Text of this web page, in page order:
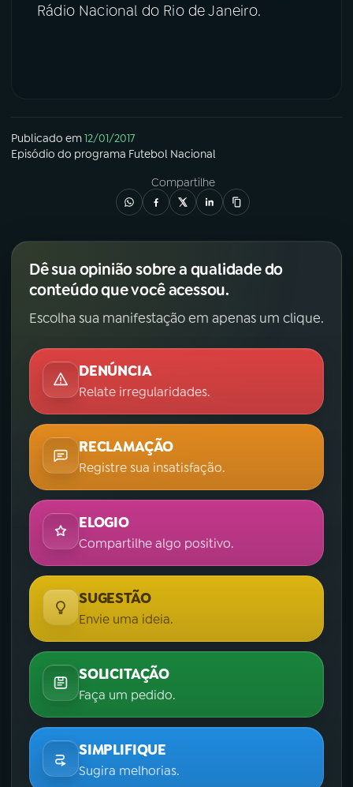
Instagram X
Rádio Nacional do Rio de Janeiro.
Publicado em12/01/2017
Episódio do programa Futebol Nacional
Compartilhe
Dê sua opinião sobre a qualidade do
conteúdo que você acessou.
Escolha sua manifestação em apenas um clique.
DENÚNCIA
Relate irregularidades.
RECLAMAÇÃO
Registre sua insatisfação.
ELOGIO
Compartilhe algo positivo.
SUGESTÃO
Envie uma ideia.
SOLICITAÇÃO
Faça um pedido.
SIMPLIFIQUE
Sugira melhorias.